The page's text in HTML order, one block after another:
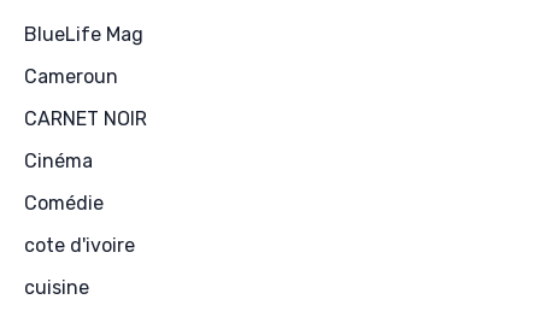
BlueLife Mag
Cameroun
CARNET NOIR
Cinéma
Comédie
cote d'ivoire
cuisine